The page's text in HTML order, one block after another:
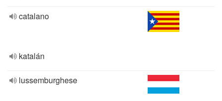
catalano
katalán
lussemburghese